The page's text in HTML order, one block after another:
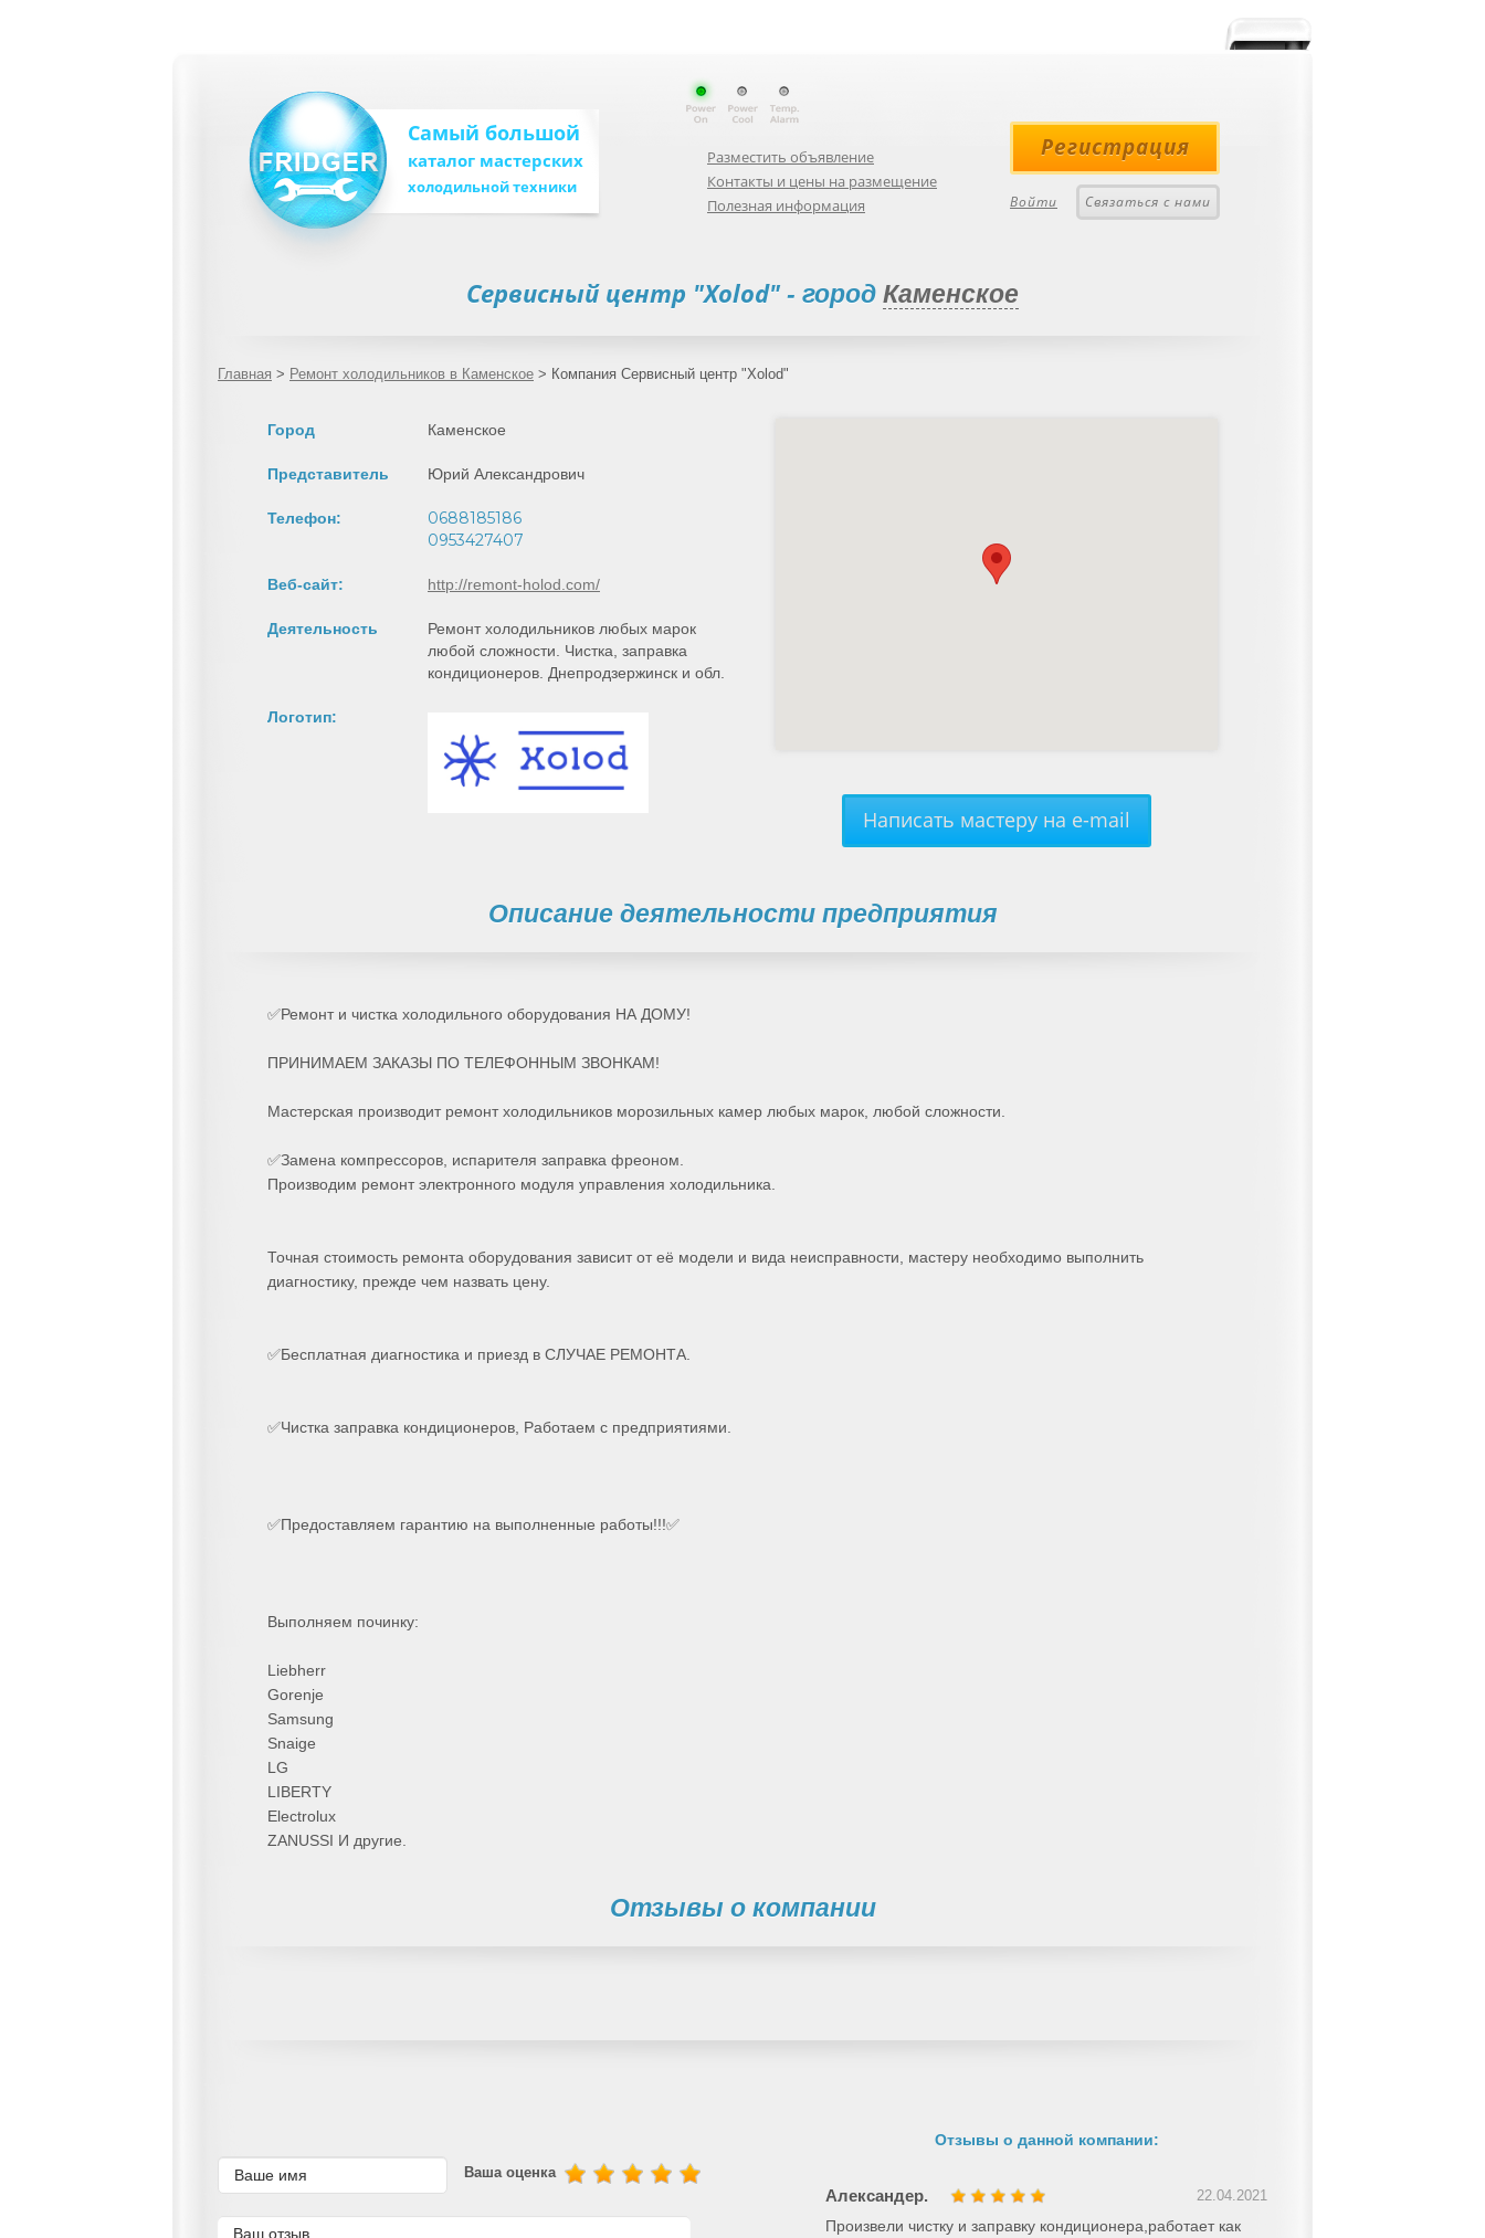
Самый большой
каталог мастерских
холодильной техники
Разместить объявление
Контакты и цены на размещение
Полезная информация
Регистрация
Войти Связаться с нами
Сервисный центр "Xolod"- город Каменское
Главная > Ремонт холодильников в Каменское > Компания Сервисный центр "Xolod"
Город Каменское
Представитель Юрий Александрович
Телефон:
0688185186
0953427407
Веб-сайт: http://remont-holod.com/
Деятельность
Ремонт холодильников любых марок
любой сложности. Чистка, заправка
кондиционеров. Днепродзержинск и обл.
Логотип:
Написать мастеру на e-mail
Описание деятельности предприятия
✅Ремонт и чистка холодильного оборудования НА ДОМУ!
ПРИНИМАЕМ ЗАКАЗЫ ПО ТЕЛЕФОННЫМ ЗВОНКАМ!
Мастерская производит ремонт холодильников морозильных камер любых марок, любой сложности.
✅Замена компрессоров, испарителя заправка фреоном.
Производим ремонт электронного модуля управления холодильника.
Точная стоимость ремонта оборудования зависит от её модели и вида неисправности, мастеру необходимо выполнить
диагностику, прежде чем назвать цену.
✅Бесплатная диагностика и приезд в СЛУЧАЕ РЕМОНТА.
✅Чистка заправка кондиционеров, Работаем с предприятиями.
✅Предоставляем гарантию на выполненные работы!!!✅
Выполняем починку:
Liebherr
Gorenje
Samsung
Snaige
LG
LIBERTY
Electrolux
ZANUSSI И другие.
Отзывы о компании
Ваша оценка
Отзывы о данной компании:
Александер. 22.04.2021
Произвели чистку и заправку кондиционера,работает как